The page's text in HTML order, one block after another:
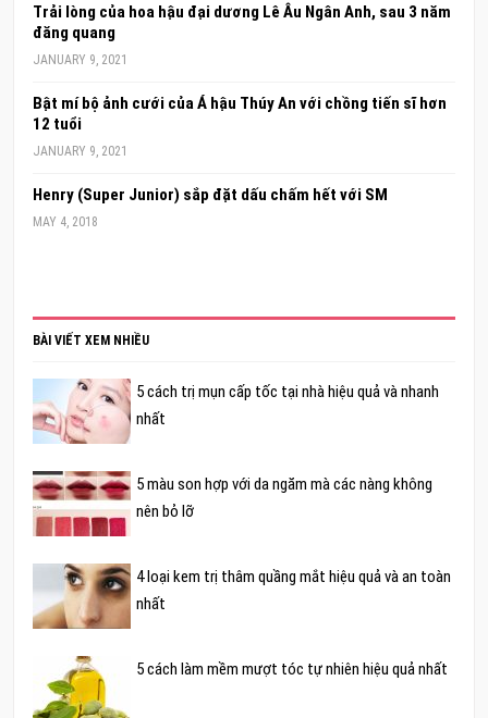
Trải lòng của hoa hậu đại dương Lê Âu Ngân Anh, sau 3 năm
đăng quang
JANUARY 9, 2021
Bật mí bộ ảnh cưới của Á hậu Thúy An với chồng tiến sĩ hơn
12 tuổi
JANUARY 9, 2021
Henry (Super Junior) sắp đặt dấu chấm hết với SM
MAY 4, 2018
BÀI VIẾT XEM NHIỀU
5 cách trị mụn cấp tốc tại nhà hiệu quả và nhanh
nhất
5 màu son hợp với da ngăm mà các nàng không
nên bỏ lỡ
4 loại kem trị thâm quầng mắt hiệu quả và an toàn
nhất
5 cách làm mềm mượt tóc tự nhiên hiệu quả nhất